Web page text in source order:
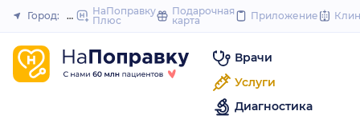
to
Закрыть
Город: МоскваНаПоправку
Плюс
Подарочная
карта
Приложение
Врачи
Услуги
Диагностика